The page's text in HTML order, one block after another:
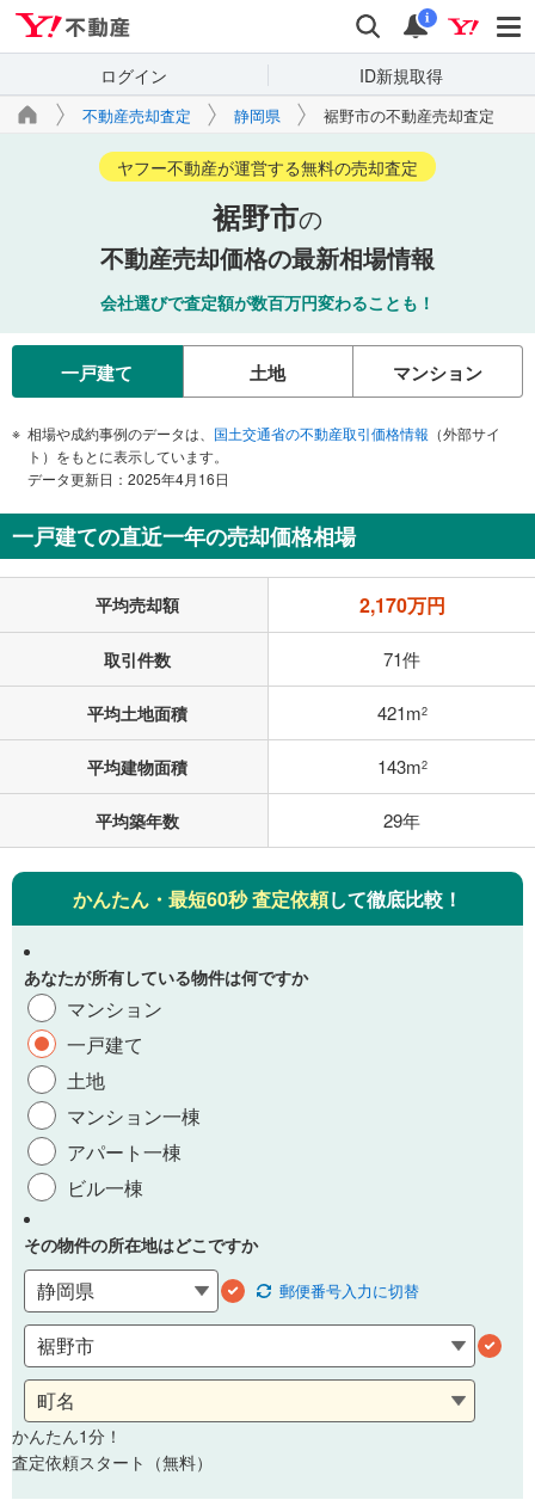
検索 通知
i
ログイン ID新規取得
不動産売却査定 静岡県 裾野市の不動産売却査定
ヤフー不動産が運営する無料の売却査定
裾野市の
不動産売却価格の最新相場情報
会社選びで査定額が数百万円変わることも！
一戸建て 土地 マンション
相場や成約事例のデータは、 国土交通省の不動産取引価格情報 （外部サイ
ト）をもとに表示しています。
データ更新日：2025年4月16日
一戸建ての直近一年の売却価格相場
平均売却額 2,170万円
取引件数 71件
平均土地面積 421m2
平均建物面積 143m2
平均築年数 29年
かんたん・最短60秒 査定依頼して徹底比較！
あなたが所有している物件は何ですか
マンション
一戸建て
土地
マンション一棟
アパート一棟
ビル一棟
その物件の所在地はどこですか
郵便番号入力に切替
かんたん1分！
査定依頼スタート（無料）